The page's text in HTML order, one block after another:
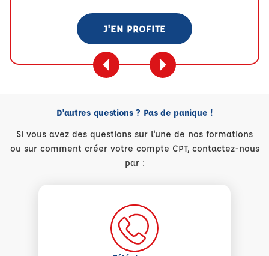
J'EN PROFITE
D'autres questions ? Pas de panique !
Si vous avez des questions sur l'une de nos formations
ou sur comment créer votre compte CPT, contactez-nous
par :